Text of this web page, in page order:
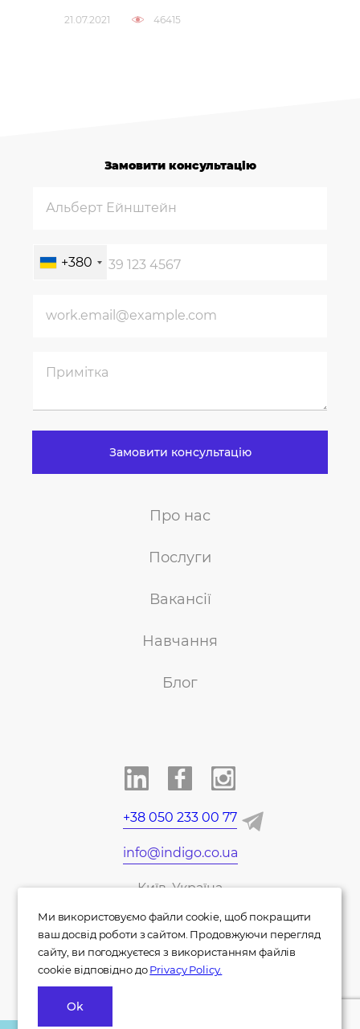
21.07.2021 46415
+38 050 233 00 77
info@indigo.co.ua
Київ, Україна
EN DE
Про нас
Послуги
Вакансії
Навчання
Блог
Замовити консультацію
+380
Замовити консультацію
Ми використовуємо файли cookie, щоб покращити
ваш досвід роботи з сайтом. Продовжуючи перегляд
сайту, ви погоджуєтеся з використанням файлів
cookie відповідно доPrivacy Policy.
Ok